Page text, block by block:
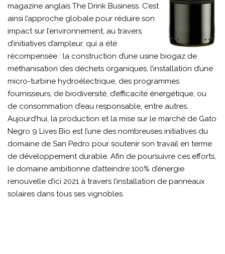
magazine anglais The Drink Business. C’est
ainsi l’approche globale pour réduire son
impact sur l’environnement, au travers
d’initiatives d’ampleur, qui a été
récompensée : la construction d’une usine biogaz de
méthanisation des déchets organiques, l’installation d’une
micro-turbine hydroélectrique, des programmes
fournisseurs, de biodiversité, d’efficacité énergétique, ou
de consommation d’eau responsable, entre autres.
Aujourd’hui, la production et la mise sur le marché de Gato
Negro 9 Lives Bio est l’une des nombreuses initiatives du
domaine de San Pedro pour soutenir son travail en terme
de développement durable. Afin de poursuivre ces efforts,
le domaine ambitionne d’atteindre 100% d’énergie
renouvelle d’ici 2021 à travers l’installation de panneaux
solaires dans tous ses vignobles.